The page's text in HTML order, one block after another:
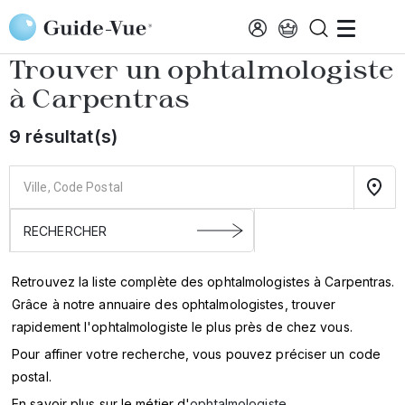
Aller au contenu principal
Accueil Annuaire des ophtalmologistes Carpentras
Trouver un ophtalmologiste
à Carpentras
9 résultat(s)
Retrouvez la liste complète des ophtalmologistes à Carpentras.
Grâce à notre annuaire des ophtalmologistes, trouver
rapidement l'ophtalmologiste le plus près de chez vous.
Pour affiner votre recherche, vous pouvez préciser un code
postal.